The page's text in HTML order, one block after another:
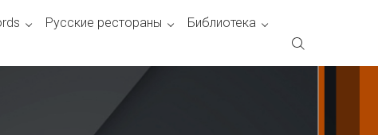
Русские рестораны Библиотека